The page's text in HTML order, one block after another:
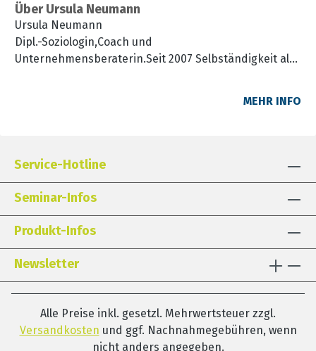
Über Ursula Neumann
Ursula Neumann
Dipl.-Soziologin,Coach und
Unternehmensberaterin.Seit 2007 Selbständigkeit als
MEHR INFO
Service-Hotline
Seminar-Infos
Produkt-Infos
Newsletter
Alle Preise inkl. gesetzl. Mehrwertsteuer zzgl.
Versandkosten und ggf. Nachnahmegebühren, wenn
nicht anders angegeben.